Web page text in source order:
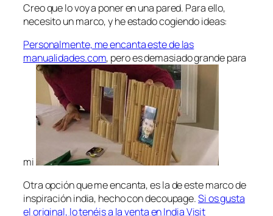
Creo que lo voy a poner en una pared. Para ello,
necesito un marco, y he estado cogiendo ideas:
Personalmente, me encanta este de las
manualidades.com, pero es demasiado grande para
mi
Otra opción que me encanta, es la de este marco de
inspiración india, hecho con decoupage.Si os gusta
el original, lo tenéis a la venta en India Visit